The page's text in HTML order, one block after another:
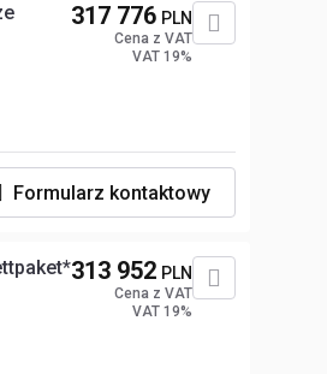
317 776 PLN
Cena z VAT
VAT 19%
Formularz kontaktowy
313 952 PLN
Cena z VAT
VAT 19%